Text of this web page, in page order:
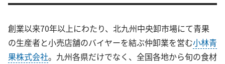
創業以来70年以上にわたり、北九州中央卸市場にて青果
の生産者と小売店舗のバイヤーを結ぶ仲卸業を営む小林青
果株式会社。九州各県だけでなく、全国各地から旬の食材